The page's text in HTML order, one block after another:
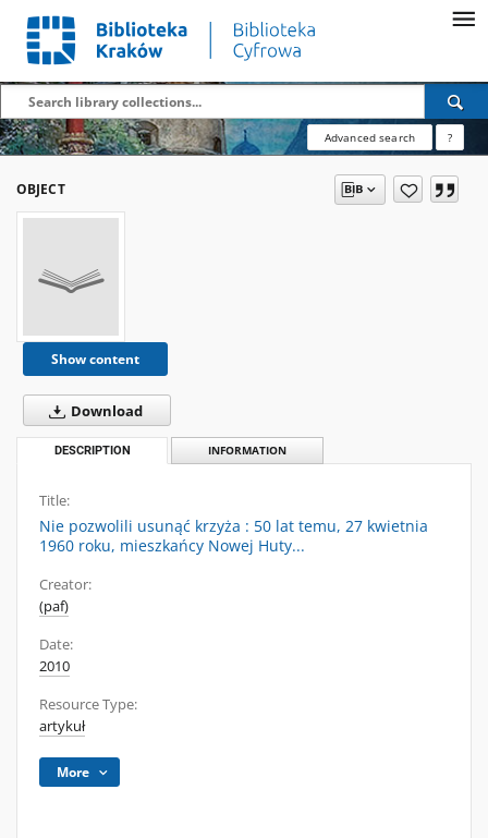
Advanced search ?
OBJECT
Show content
Download
DESCRIPTION INFORMATION
Title:
Nie pozwolili usunąć krzyża : 50 lat temu, 27 kwietnia
1960 roku, mieszkańcy Nowej Huty...
Creator:
(paf)
Date:
2010
Resource Type:
artykuł
More